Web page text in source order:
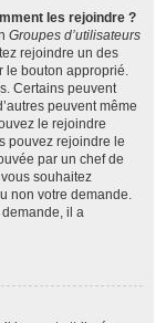
les rejoindre ?
Groupes d’utilisateurs
rejoindre un des
le bouton approprié.
Certains peuvent
peuvent même
le rejoindre
pouvez rejoindre le
par un chef de
souhaitez
non votre demande.
demande, il a